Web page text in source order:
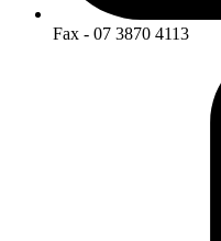
Fax - 07 3870 4113